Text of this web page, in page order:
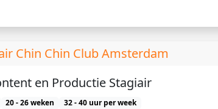
Chin Chin Club Amsterdam
en Productie Stagiair
20 - 26 weken
32 - 40 uur per week